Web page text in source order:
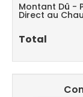
Montant Dû -
Direct au
Total